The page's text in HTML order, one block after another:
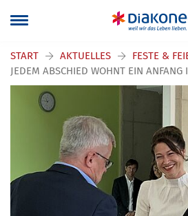
START AKTUELLES
FESTE &
JEDEM ABSCHIED WOHNT EIN ANFANG